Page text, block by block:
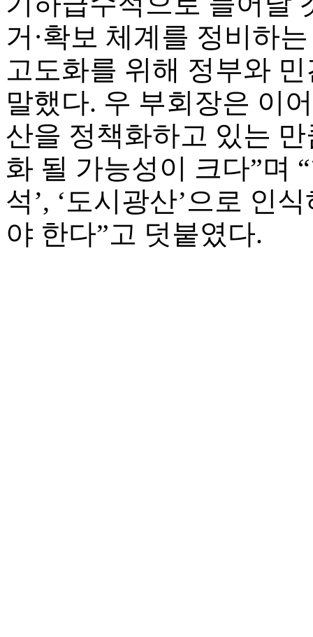
거·확보 체계를 정비하
고도화를 위해 정부와
말했다. 우 부회장은 이
산을 정책화하고 있는
화 될 가능성이 크다”며
석’, ‘도시광산’으로 인
야 한다”고 덧붙였다.